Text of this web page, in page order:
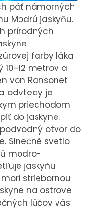
päť námorných
Modrú jaskyňu.
prírodných
farby láka
10-12 metrov a
von Ransonet
odvtedy je
priechodom
do jaskyne.
otvor do
Slnečné svetlo
modro-
jaskyňu
striebornou
na ostrove
lúčov vás